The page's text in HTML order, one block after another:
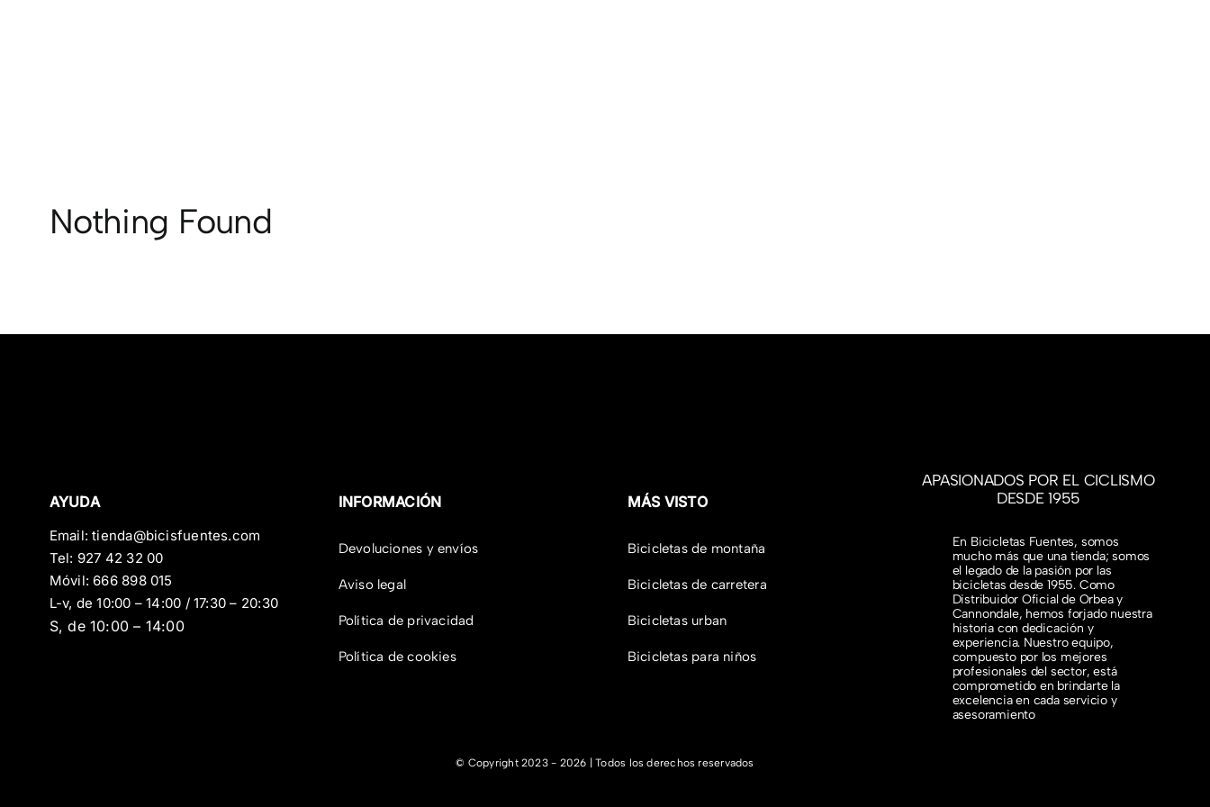
Nothing Found
AYUDA
Email:tienda@bicisfuentes.com
Tel: 927 42 32 00
Móvil: 666 898 015
L-v, de 10:00 – 14:00 / 17:30 – 20:30
S, de 10:00 – 14:00
INFORMACIÓN
Devoluciones y envíos
Aviso legal
Política de privacidad
Política de cookies
MÁS VISTO
Bicicletas de montaña
Bicicletas de carretera
Bicicletas urban
Bicicletas para niños
APASIONADOS POR EL CICLISMO
DESDE 1955
En Bicicletas Fuentes, somos
mucho más que una tienda; somos
el legado de la pasión por las
bicicletas desde 1955. Como
Distribuidor Oficial de Orbea y
Cannondale, hemos forjado nuestra
historia con dedicación y
experiencia. Nuestro equipo,
compuesto por los mejores
profesionales del sector, está
comprometido en brindarte la
excelencia en cada servicio y
asesoramiento
© Copyright 2023 - 2026 | Todos los derechos reservados